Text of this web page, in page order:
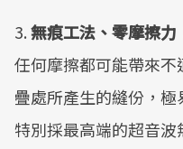
3.無痕工法、零摩擦力
任何摩擦都可能帶來
疊處所產生的縫份，
特別採最高端的超音